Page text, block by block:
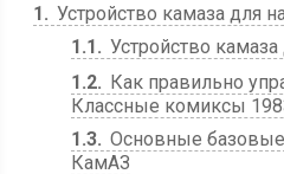
1
Устройство камаза для
1.1
Устройство
1.2
Как правильно
Классные комиксы
1.3 Основные
КамАЗ